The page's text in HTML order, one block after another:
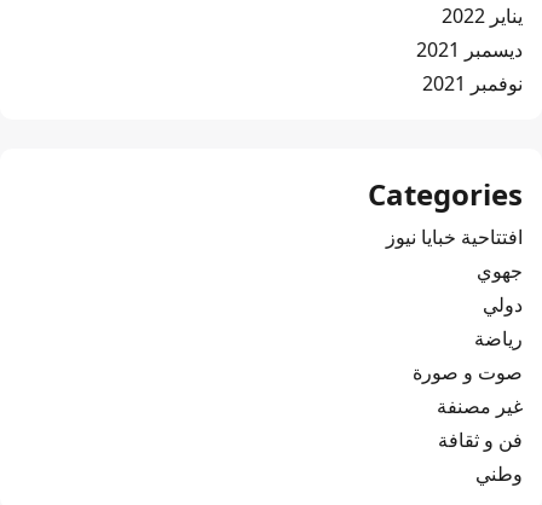
يناير 2022
ديسمبر 2021
نوفمبر 2021
Categories
افتتاحية خبايا نيوز
جهوي
دولي
رياضة
صوت و صورة
غير مصنفة
فن و ثقافة
وطني